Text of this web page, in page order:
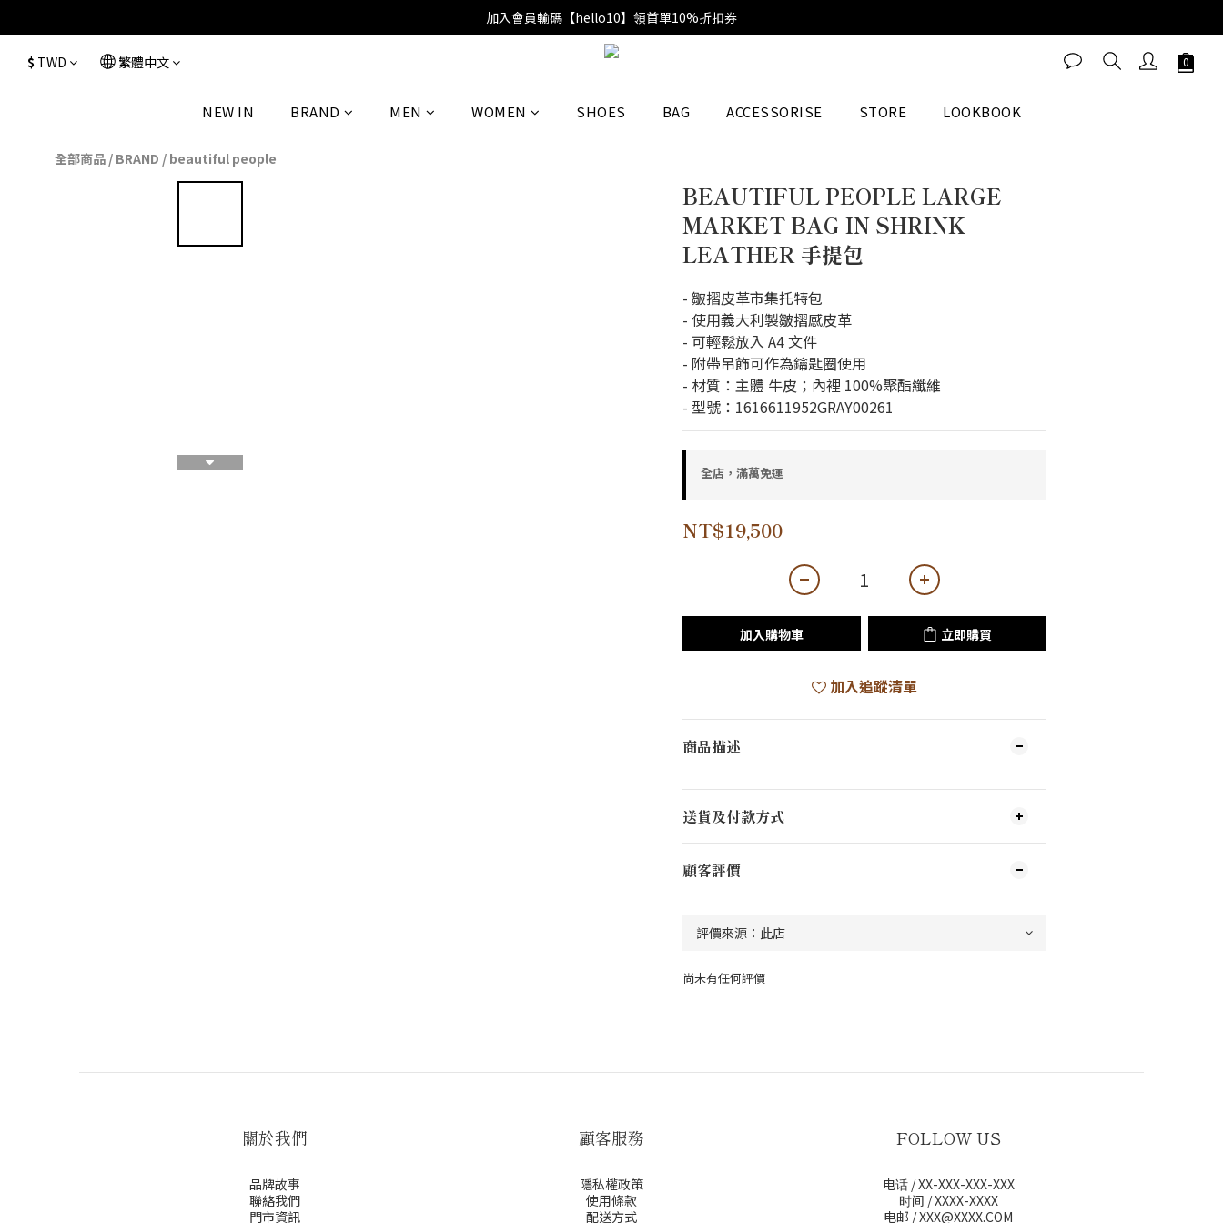
加入會員輸碼【hello10】領首單10%折扣券
$ TWD 繁體中文
NEW IN BRAND MEN WOMEN SHOES BAG ACCESSORISE STORE LOOKBOOK
全部商品 / BRAND / beautiful people
BEAUTIFUL PEOPLE LARGE
MARKET BAG IN SHRINK
LEATHER 手提包
- 皺摺皮革市集托特包
- 使用義大利製皺摺感皮革
- 可輕鬆放入 A4 文件
- 附帶吊飾可作為鑰匙圈使用
- 材質：主體 牛皮；內裡 100%聚酯纖維
- 型號：1616611952GRAY00261
全店，滿萬免運
NT$19,500
加入購物車 立即購買
加入追蹤清單
商品描述
送貨及付款方式
顧客評價
尚未有任何評價
立即購買
關於我們
品牌故事
聯絡我們
門市資訊
顧客服務
隱私權政策
使用條款
配送方式
FOLLOW US
电话 / XX-XXX-XXX-XXX
时间 / XXXX-XXXX
电邮 / XXX@XXXX.COM